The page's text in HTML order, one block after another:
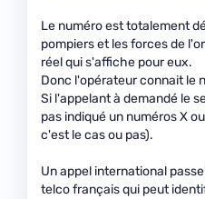
Le numéro est totalement
pompiers et les forces de
réel qui s'affiche pour eux.
Donc l'opérateur connait le
Si l'appelant à demandé le
pas indiqué un numéros X
c'est le cas ou pas).
Un appel international
telco français qui peut